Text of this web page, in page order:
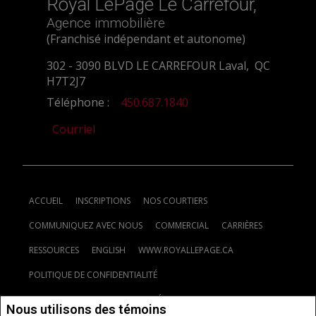
Nous utilisons des témoins
Royal LePage Le Carrefour,
Agence immobilière
(Franchisé indépendant et autonome)
302 - 3090 BLVD LE CARREFOUR Laval, QC
H7T2J7
Téléphone :
450.687.1840
Courriel
ACCUEIL INSCRIPTIONS NOS COURTIERS
COMMUNIQUEZ AVEC NOUS COMMERCIAL CARRIÈRES
RESSOURCES ENGLISH WWW.ROYALLEPAGE.CA
POLITIQUE DE CONFIDENTIALITÉ
CLAUSE DE NON-RESPONSABILITÉ CONDITIONS D'UTILISATION